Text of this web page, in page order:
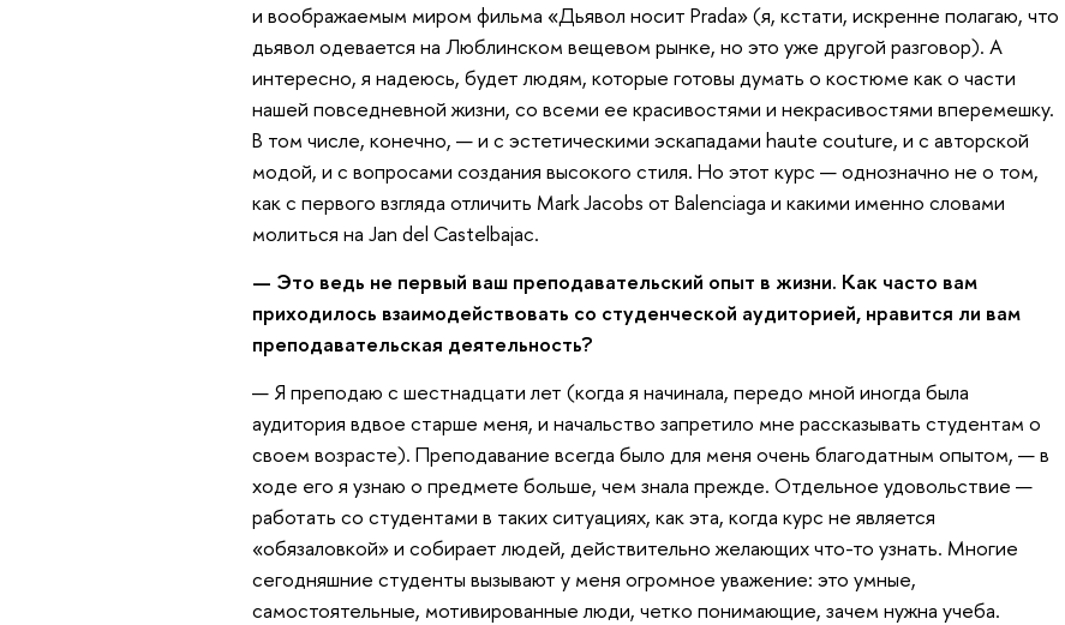
и воображаемым миром фильма «Дьявол носит Prada» (я, кстати, искренне полагаю, что
дьявол одевается на Люблинском вещевом рынке, но это уже другой разговор). А
интересно, я надеюсь, будет людям, которые готовы думать о костюме как о части
нашей повседневной жизни, со всеми ее красивостями и некрасивостями вперемешку.
В том числе, конечно, — и с эстетическими эскападами haute couture, и с авторской
модой, и с вопросами создания высокого стиля. Но этот курс — однозначно не о том,
как с первого взгляда отличить Mark Jacobs от Balenciaga и какими именно словами
молиться на Jan del Castelbajac.
— Это ведь не первый ваш преподавательский опыт в жизни. Как часто вам
приходилось взаимодействовать со студенческой аудиторией, нравится ли вам
преподавательская деятельность?
— Я преподаю с шестнадцати лет (когда я начинала, передо мной иногда была
аудитория вдвое старше меня, и начальство запретило мне рассказывать студентам о
своем возрасте). Преподавание всегда было для меня очень благодатным опытом, — в
ходе его я узнаю о предмете больше, чем знала прежде. Отдельное удовольствие —
работать со студентами в таких ситуациях, как эта, когда курс не является
«обязаловкой» и собирает людей, действительно желающих что-то узнать. Многие
сегодняшние студенты вызывают у меня огромное уважение: это умные,
самостоятельные, мотивированные люди, четко понимающие, зачем нужна учеба.